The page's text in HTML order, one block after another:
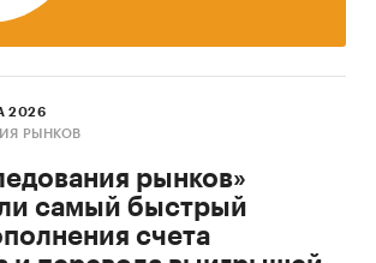
2026
РЫНКОВ
рынков»
самый быстрый
счета